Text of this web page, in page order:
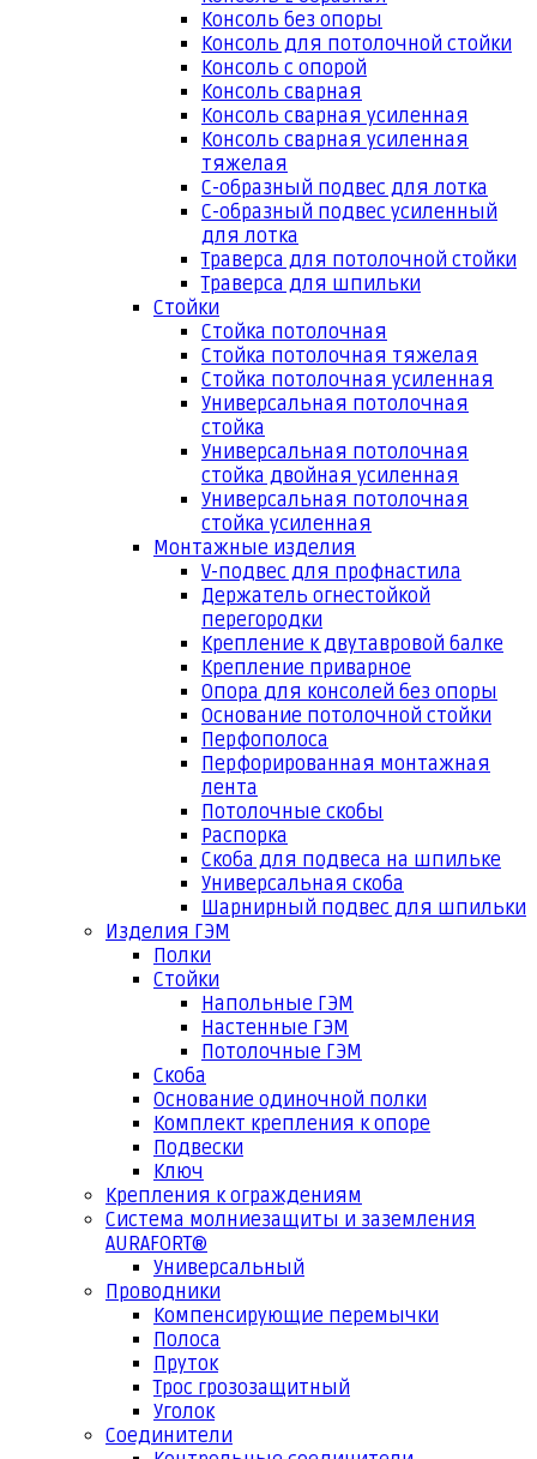
Консоль без опоры
Консоль для потолочной стойки
Консоль с опорой
Консоль сварная
Консоль сварная усиленная
Консоль сварная усиленная
тяжелая
С-образный подвес для лотка
С-образный подвес усиленный
для лотка
Траверса для потолочной стойки
Траверса для шпильки
Стойки
Стойка потолочная
Стойка потолочная тяжелая
Стойка потолочная усиленная
Универсальная потолочная
стойка
Универсальная потолочная
стойка двойная усиленная
Универсальная потолочная
стойка усиленная
Монтажные изделия
V-подвес для профнастила
Держатель огнестойкой
перегородки
Крепление к двутавровой балке
Крепление приварное
Опора для консолей без опоры
Основание потолочной стойки
Перфополоса
Перфорированная монтажная
лента
Потолочные скобы
Распорка
Скоба для подвеса на шпильке
Универсальная скоба
Шарнирный подвес для шпильки
Изделия ГЭМ
Полки
Стойки
Напольные ГЭМ
Настенные ГЭМ
Потолочные ГЭМ
Скоба
Основание одиночной полки
Комплект крепления к опоре
Подвески
Ключ
Крепления к ограждениям
Система молниезащиты и заземления
AURAFORT®
Универсальный
Проводники
Компенсирующие перемычки
Полоса
Пруток
Трос грозозащитный
Уголок
Соединители